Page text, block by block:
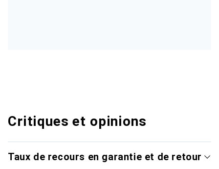
Critiques et opinions
Taux de recours en garantie et de retour